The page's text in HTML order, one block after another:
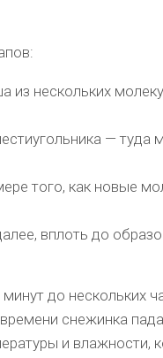
из нескольких
— туда
того, как новые
вплоть до
до нескольких
снежинка
и